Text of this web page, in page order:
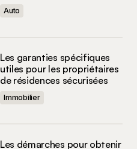
Auto
Les garanties spécifiques
utiles pour les propriétaires
de résidences sécurisées
Immobilier
Les démarches pour obtenir